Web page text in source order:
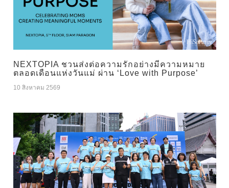
NEXTOPIA ชวนส่งต่อความรักอย่างมีความหมาย
ตลอดเดือนแห่งวันแม่ ผ่าน ‘Love with Purpose’
10 สิงหาคม 2569